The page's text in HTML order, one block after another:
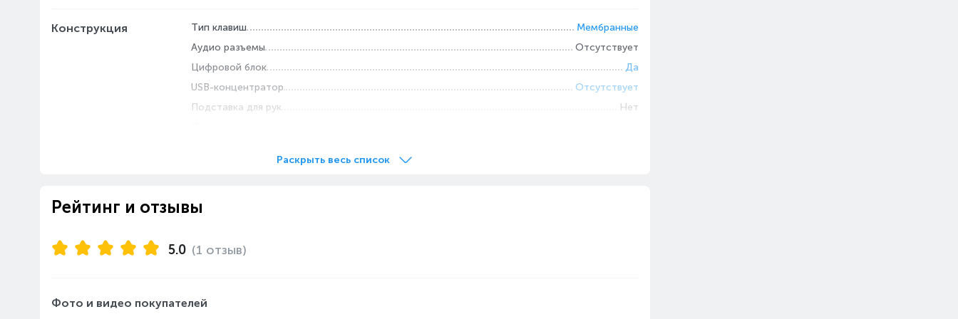
Конструкция Тип клавиш
Мембранные
Аудио разъемы
Отсутствует
Цифровой блок
Да
USB-концентратор
Отсутствует
Подставка для рук
Нет
Раскрыть весь список
Рейтинг и отзывы
5.0 (1 отзыв)
Фото и видео покупателей